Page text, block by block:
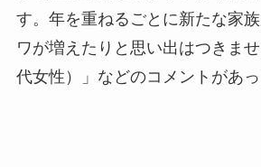
す。年を重ねるごとに新たな家
ワが増えたりと思い出はつきま
代女性）」などのコメントがあっ